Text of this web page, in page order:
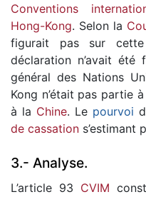
Conventions
Hong-Kong. Selon la
figurait pas sur
déclaration n’avait été
général des Nations
Kong n’était pas partie à
à la Chine. Le pourvoi
de cassation s’estimant
3.- Analyse.
L’article 93 CVIM